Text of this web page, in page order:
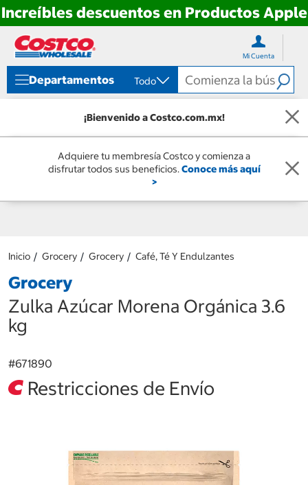
Increíbles descuentos en Productos Apple
directo
contenido
directo
menú
navegación
Mi Cuenta
Departamentos Todo
¡Bienvenido a Costco.com.mx!
Adquiere tu membresía Costco y comienza a
disfrutar todos sus beneficios.Conoce más aquí
>
Inicio Grocery Grocery Café, Té Y Endulzantes
Grocery
Zulka Azúcar Morena Orgánica 3.6
kg
#671890
Restricciones de Envío